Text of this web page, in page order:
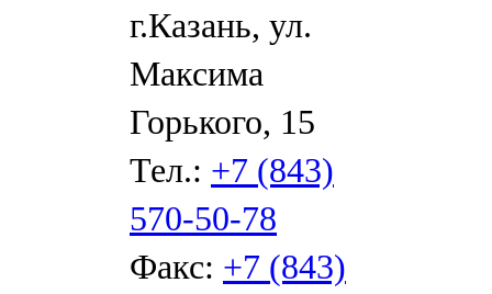
г.Казань, ул.
Максима
Горького, 15
Тел.: +7 (843)
570-50-78
Факс: +7 (843)